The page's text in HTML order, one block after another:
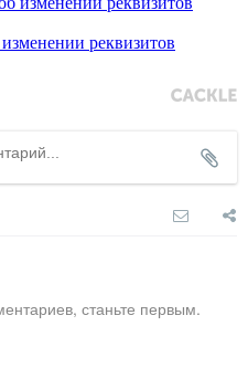
реквизитов
станьте первым.